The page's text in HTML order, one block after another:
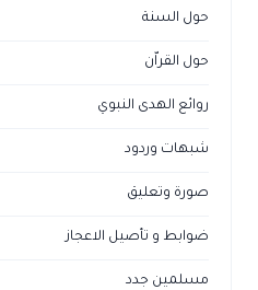
حول السنة
حول القراّن
روائع الهدى النبوي
شبهات وردود
صورة وتعليق
ضوابط و تأصيل الاعجاز
مسلمين جدد